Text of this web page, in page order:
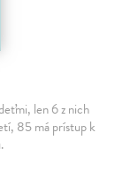
len 6 z nich
85 má prístup k